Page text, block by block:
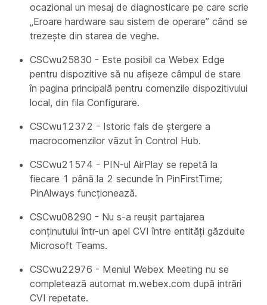
ocazional un mesaj de diagnosticare pe care scrie
„Eroare hardware sau sistem de operare” când se
trezește din starea de veghe.
CSCwu25830 - Este posibil ca Webex Edge
pentru dispozitive să nu afișeze câmpul de stare
în pagina principală pentru comenzile dispozitivului
local, din fila Configurare.
CSCwu12372 - Istoric fals de ștergere a
macrocomenzilor văzut în Control Hub.
CSCwu21574 - PIN-ul AirPlay se repetă la
fiecare 1 până la 2 secunde în PinFirstTime;
PinAlways funcționează.
CSCwu08290 - Nu s-a reușit partajarea
conținutului într-un apel CVI între entități găzduite
Microsoft Teams.
CSCwu22976 - Meniul Webex Meeting nu se
completează automat m.webex.com după intrări
CVI repetate.